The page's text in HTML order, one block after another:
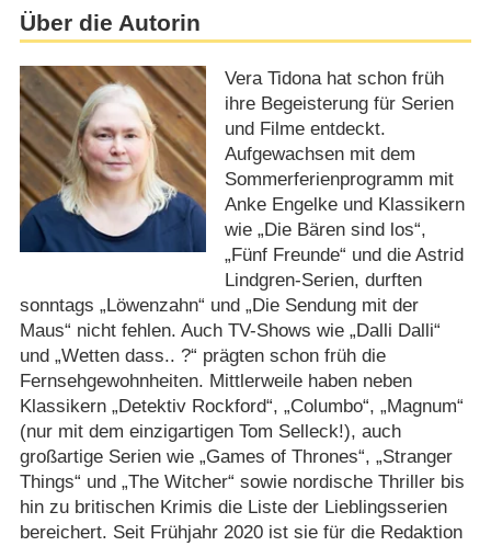
Über die Autorin
Vera Tidona hat schon früh
ihre Begeisterung für Serien
und Filme entdeckt.
Aufgewachsen mit dem
Sommerferienprogramm mit
Anke Engelke und Klassikern
wie „Die Bären sind los“,
„Fünf Freunde“ und die Astrid
Lindgren-Serien, durften
sonntags „Löwenzahn“ und „Die Sendung mit der
Maus“ nicht fehlen. Auch TV-Shows wie „Dalli Dalli“
und „Wetten dass.. ?“ prägten schon früh die
Fernsehgewohnheiten. Mittlerweile haben neben
Klassikern „Detektiv Rockford“, „Columbo“, „Magnum“
(nur mit dem einzigartigen Tom Selleck!), auch
großartige Serien wie „Games of Thrones“, „Stranger
Things“ und „The Witcher“ sowie nordische Thriller bis
hin zu britischen Krimis die Liste der Lieblingsserien
bereichert. Seit Frühjahr 2020 ist sie für die Redaktion